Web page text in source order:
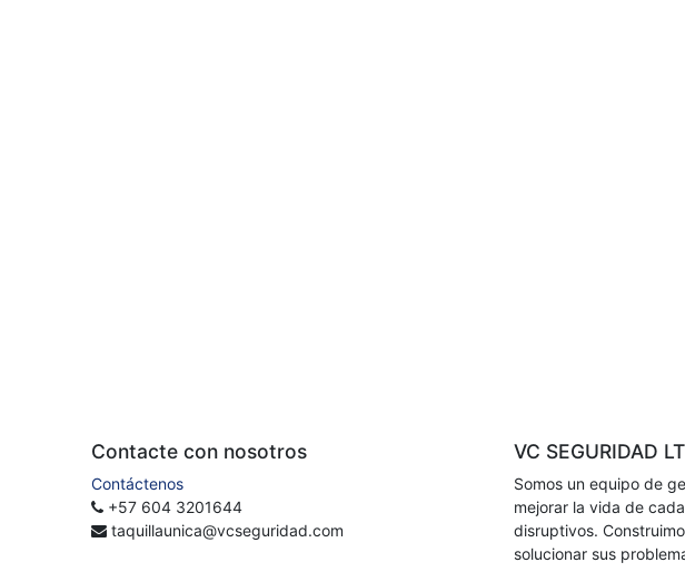
Contacte con nosotros
Contáctenos
+57 604 3201644
taquillaunica@vcseguridad.com
VC SEGURIDAD
Somos un equipo de
mejorar la vida de
disruptivos.
solucionar sus